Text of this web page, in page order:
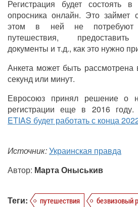
Регистрация будет состоять
опросника онлайн. Это займет
этом в ней не потребуют
путешествия, предоставить
документы и т.д., как это нужно
Анкета может быть рассмотрена
секунд или минут.
Евросоюз принял решение о
регистрации еще в 2016 году.
ETIAS будет работать с конца
Источник:Украинская правда
Автор: Марта Оныськив
Теги: путешествия безвизовый